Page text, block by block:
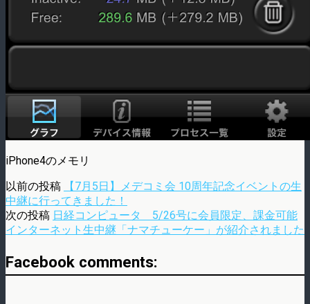
iPhone4のメモリ
以前の投稿
【7月5日】メデコミ会 10周年記念イベントの生
中継に行ってきました！
次の投稿 日経コンピュータ 5/26号に会員限定、課金可能
インターネット生中継「ナマチューケー」が紹介されました
Facebook comments: